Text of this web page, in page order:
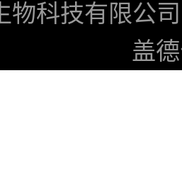
物科技有限公司
盖